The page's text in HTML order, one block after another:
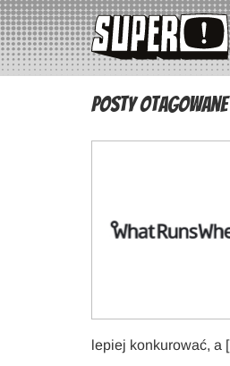
Posty otagowane
lepiej konkurować, a